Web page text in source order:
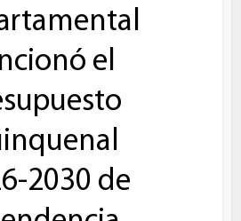
el
2030 de